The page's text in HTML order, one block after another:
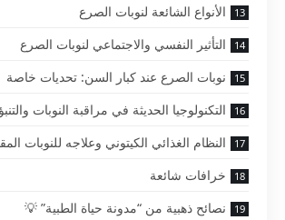
الأنواع الشائعة لنوبات الصرع
التأثير النفسي والاجتماعي لنوبات الصرع
نوبات الصرع عند كبار السن: تحديات خاصة
التكنولوجيا الحديثة في مراقبة النوبات
النظام الغذائي الكيتوني وعلاجه للنوبات
خرافات شائعة
نصائح ذهبية من “مدونة حياة الطبية” 💡